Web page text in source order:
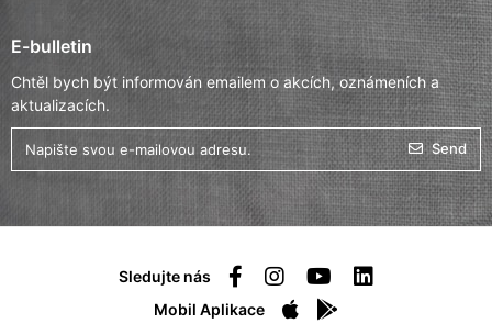
E-bulletin
Chtěl bych být informován emailem o akcích, oznámeních a
aktualizacích.
Send
Sledujte nás
Mobil Aplikace